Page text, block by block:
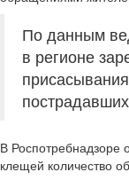
По данным
в регионе
В Роспотребнадзоре
клещей количество